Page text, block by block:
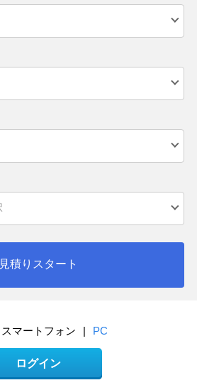
見積りスタート
スマートフォン | PC
ログイン